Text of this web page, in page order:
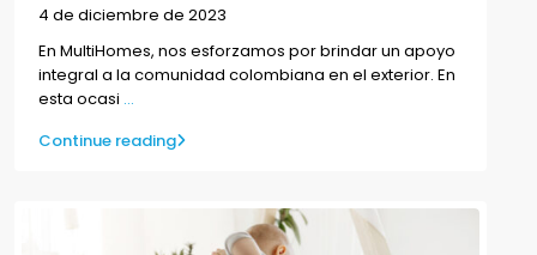
4 de diciembre de 2023
En MultiHomes, nos esforzamos por brindar un apoyo
integral a la comunidad colombiana en el exterior. En
esta ocasi ...
Continue reading